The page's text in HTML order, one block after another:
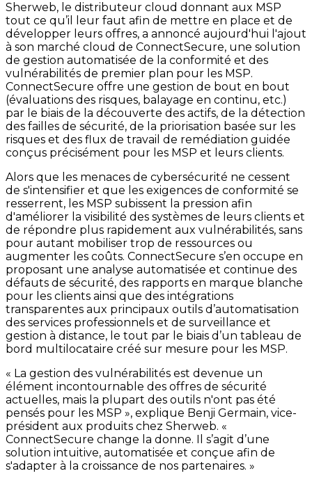
Sherweb, le distributeur cloud donnant aux MSP
tout ce qu’il leur faut afin de mettre en place et de
développer leurs offres, a annoncé aujourd'hui l'ajout
à son marché cloud de ConnectSecure, une solution
de gestion automatisée de la conformité et des
vulnérabilités de premier plan pour les MSP.
ConnectSecure offre une gestion de bout en bout
(évaluations des risques, balayage en continu, etc.)
par le biais de la découverte des actifs, de la détection
des failles de sécurité, de la priorisation basée sur les
risques et des flux de travail de remédiation guidée
conçus précisément pour les MSP et leurs clients.
Alors que les menaces de cybersécurité ne cessent
de s'intensifier et que les exigences de conformité se
resserrent, les MSP subissent la pression afin
d'améliorer la visibilité des systèmes de leurs clients et
de répondre plus rapidement aux vulnérabilités, sans
pour autant mobiliser trop de ressources ou
augmenter les coûts. ConnectSecure s’en occupe en
proposant une analyse automatisée et continue des
défauts de sécurité, des rapports en marque blanche
pour les clients ainsi que des intégrations
transparentes aux principaux outils d’automatisation
des services professionnels et de surveillance et
gestion à distance, le tout par le biais d’un tableau de
bord multilocataire créé sur mesure pour les MSP.
« La gestion des vulnérabilités est devenue un
élément incontournable des offres de sécurité
actuelles, mais la plupart des outils n'ont pas été
pensés pour les MSP », explique Benji Germain, vice-
président aux produits chez Sherweb. «
ConnectSecure change la donne. Il s’agit d’une
solution intuitive, automatisée et conçue afin de
s'adapter à la croissance de nos partenaires. »